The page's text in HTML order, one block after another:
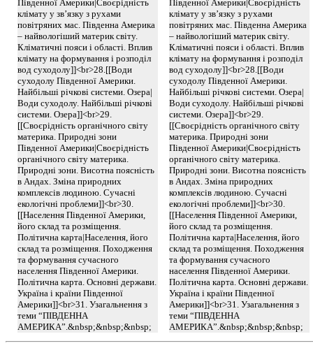
Південної Америки|Своєрідність
клімату у зв’язку з рухами
повітряних мас. Південна Америка
– найвологіший материк світу.
Кліматичні пояси і області. Вплив
клімату на формування і розподіл
вод суходолу]]<br>28.[[Води
суходолу Південної Америки.
Найбільші річкові системи. Озера|
Води суходолу. Найбільші річкові
системи. Озера]]<br>29.
[[Своєрідність органічного світу
материка. Природні зони
Південної Америки|Своєрідність
органічного світу материка.
Природні зони. Висотна поясність
в Андах. Зміна природних
комплексів людиною. Сучасні
екологічні проблеми]]<br>30.
[[Населення Південної Америки,
його склад та розміщення.
Політична карта|Населення, його
склад та розміщення. Походження
та формування сучасного
населення Південної Америки.
Політична карта. Основні держави.
Україна і країни Південної
Америки]]<br>31. Узагальнення з
теми “ПІВДЕННА
АМЕРИКА”.&nbsp;&nbsp;&nbsp;
Південної Америки|Своєрідність
клімату у зв’язку з рухами
повітряних мас. Південна Америка
– найвологіший материк світу.
Кліматичні пояси і області. Вплив
клімату на формування і розподіл
вод суходолу]]<br>28.[[Води
суходолу Південної Америки.
Найбільші річкові системи. Озера|
Води суходолу. Найбільші річкові
системи. Озера]]<br>29.
[[Своєрідність органічного світу
материка. Природні зони
Південної Америки|Своєрідність
органічного світу материка.
Природні зони. Висотна поясність
в Андах. Зміна природних
комплексів людиною. Сучасні
екологічні проблеми]]<br>30.
[[Населення Південної Америки,
його склад та розміщення.
Політична карта|Населення, його
склад та розміщення. Походження
та формування сучасного
населення Південної Америки.
Політична карта. Основні держави.
Україна і країни Південної
Америки]]<br>31. Узагальнення з
теми “ПІВДЕННА
АМЕРИКА”.&nbsp;&nbsp;&nbsp;